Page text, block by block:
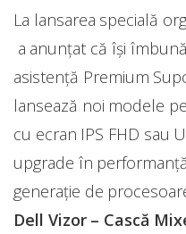
La lansarea specială
a anunțat că își
asistență Premium
lansează noi modele
cu ecran IPS FHD sau
upgrade în
generație de
Dell Vizor – Cască